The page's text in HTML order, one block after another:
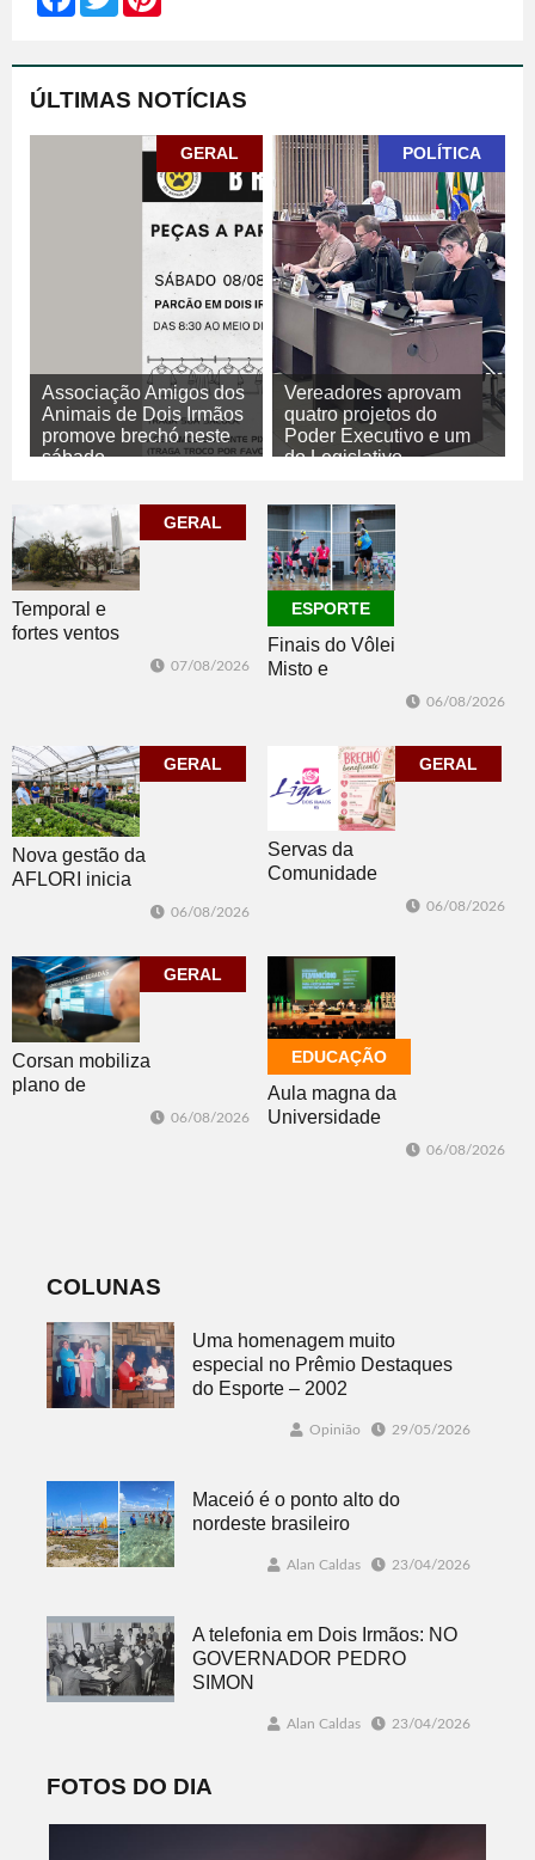
ÚLTIMAS NOTÍCIAS
GERAL
Associação Amigos dos
Animais de Dois Irmãos
promove brechó neste
sábado
POLÍTICA
Vereadores aprovam
quatro projetos do
Poder Executivo e um
do Legislativo
POLÍTICA
GERAL
Temporal e
fortes ventos
07/08/2026
ESPORTE
Finais do Vôlei
Misto e
nesta sexta
06/08/2026
GERAL
Nova gestão da
AFLORI inicia
06/08/2026
GERAL
Servas da
Comunidade
06/08/2026
GERAL
Corsan mobiliza
plano de
06/08/2026
EDUCAÇÃO
Aula magna da
Universidade
06/08/2026
COLUNAS
Uma homenagem muito
especial no Prêmio Destaques
do Esporte – 2002
Opinião 29/05/2026
Maceió é o ponto alto do
nordeste brasileiro
Alan Caldas 23/04/2026
A telefonia em Dois Irmãos: NO
GOVERNADOR PEDRO
SIMON
Alan Caldas 23/04/2026
FOTOS DO DIA